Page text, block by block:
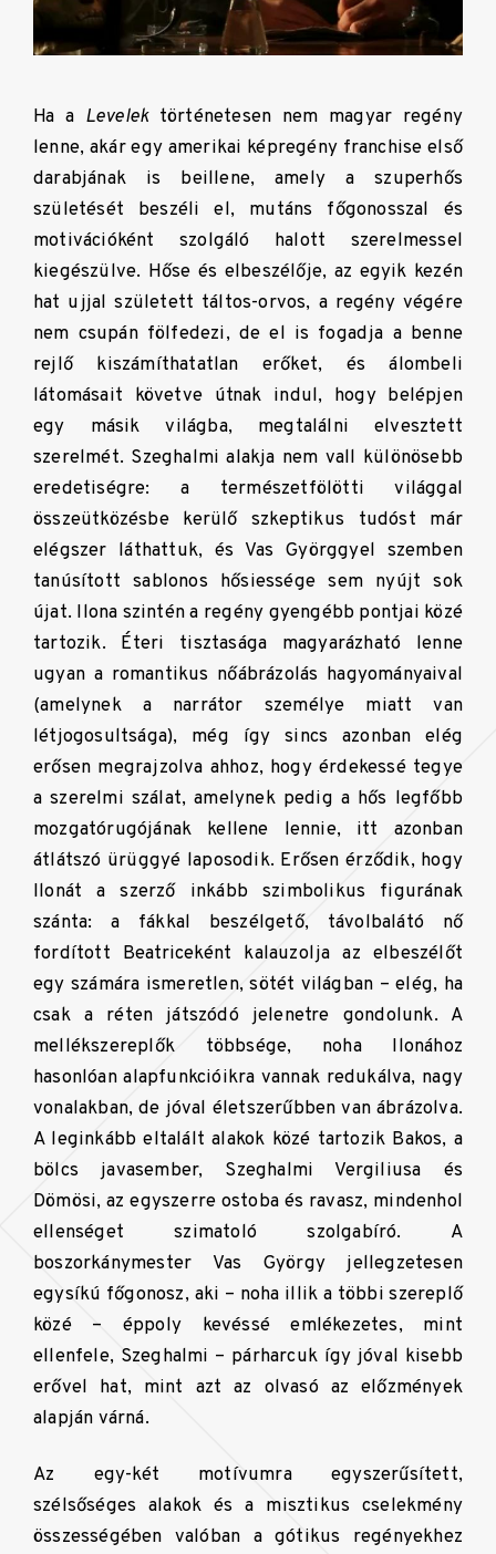
Ha a Levelektörténetesen nem magyar regény
lenne, akár egy amerikai képregény franchise első
darabjának is beillene, amely a szuperhős
születését beszéli el, mutáns főgonosszal és
motivációként szolgáló halott szerelmessel
kiegészülve. Hőse és elbeszélője, az egyik kezén
hat ujjal született táltos-orvos, a regény végére
nem csupán fölfedezi, de el is fogadja a benne
rejlő kiszámíthatatlan erőket, és álombeli
látomásait követve útnak indul, hogy belépjen
egy másik világba, megtalálni elvesztett
szerelmét. Szeghalmi alakja nem vall különösebb
eredetiségre: a természetfölötti világgal
összeütközésbe kerülő szkeptikus tudóst már
elégszer láthattuk, és Vas Györggyel szemben
tanúsított sablonos hősiessége sem nyújt sok
újat. Ilona szintén a regény gyengébb pontjai közé
tartozik. Éteri tisztasága magyarázható lenne
ugyan a romantikus nőábrázolás hagyományaival
(amelynek a narrátor személye miatt van
létjogosultsága), még így sincs azonban elég
erősen megrajzolva ahhoz, hogy érdekessé tegye
a szerelmi szálat, amelynek pedig a hős legfőbb
mozgatórugójának kellene lennie, itt azonban
átlátszó ürüggyé laposodik. Erősen érződik, hogy
Ilonát a szerző inkább szimbolikus figurának
szánta: a fákkal beszélgető, távolbalátó nő
fordított Beatriceként kalauzolja az elbeszélőt
egy számára ismeretlen, sötét világban – elég, ha
csak a réten játszódó jelenetre gondolunk. A
mellékszereplők többsége, noha Ilonához
hasonlóan alapfunkcióikra vannak redukálva, nagy
vonalakban, de jóval életszerűbben van ábrázolva.
A leginkább eltalált alakok közé tartozik Bakos, a
bölcs javasember, Szeghalmi Vergiliusa és
Dömösi, az egyszerre ostoba és ravasz, mindenhol
ellenséget szimatoló szolgabíró. A
boszorkánymester Vas György jellegzetesen
egysíkú főgonosz, aki – noha illik a többi szereplő
közé – éppoly kevéssé emlékezetes, mint
ellenfele, Szeghalmi – párharcuk így jóval kisebb
erővel hat, mint azt az olvasó az előzmények
alapján várná.
Az egy-két motívumra egyszerűsített,
szélsőséges alakok és a misztikus cselekmény
összességében valóban a gótikus regényekhez